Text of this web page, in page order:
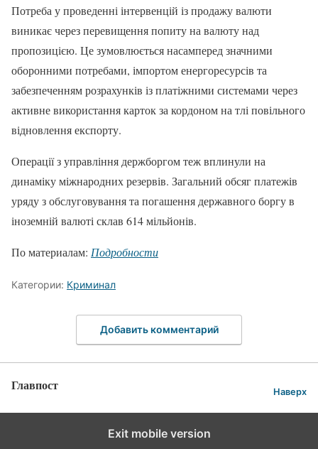
Потреба у проведенні інтервенцій із продажу валюти
виникає через перевищення попиту на валюту над
пропозицією. Це зумовлюється насамперед значними
оборонними потребами, імпортом енергоресурсів та
забезпеченням розрахунків із платіжними системами через
активне використання карток за кордоном на тлі повільного
відновлення експорту.
Операції з управління держборгом теж вплинули на
динаміку міжнародних резервів. Загальний обсяг платежів
уряду з обслуговування та погашення державного боргу в
іноземній валюті склав 614 мільйонів.
По материалам: Подробности
Категории: Криминал
Добавить комментарий
Главпост Наверх
Exit mobile version